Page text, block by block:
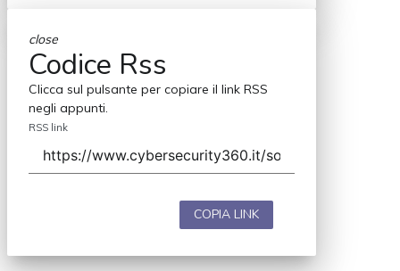
close
Codice Rss
Clicca sul pulsante per copiare il link RSS
negli appunti.
RSS link
COPIA LINK